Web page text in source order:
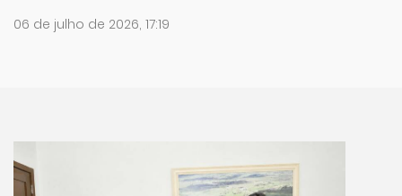
06 de julho de 2026, 17:19